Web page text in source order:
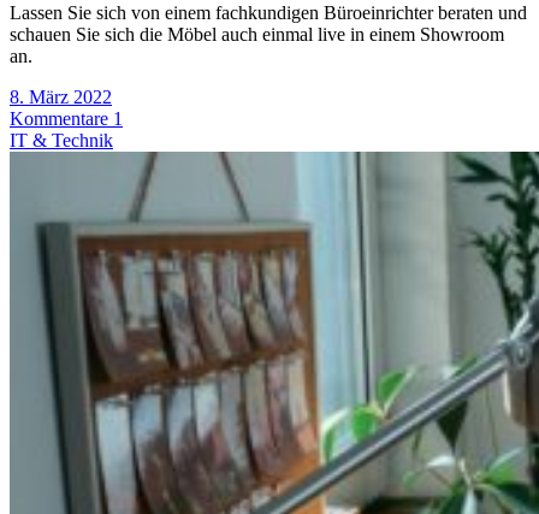
Lassen Sie sich von einem fachkundigen Büroeinrichter beraten und
schauen Sie sich die Möbel auch einmal live in einem Showroom
an.
8. März 2022
Kommentare 1
IT & Technik